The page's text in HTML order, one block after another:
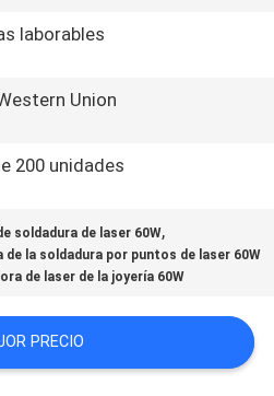
laborables
Union
200 unidades
soldadura de laser 60W,
de la soldadura por puntos de laser 60W
de laser de la joyería 60W
PRECIO